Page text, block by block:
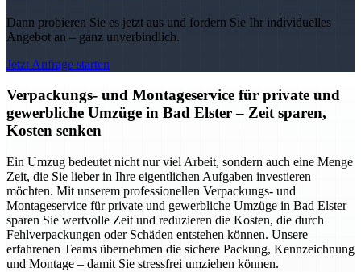
Dann probieren Sie es jetzt aus und fordern Sie Ihr individuelles
Angebot an – ganz unverbindlich.
Jetzt Anfrage starten
Verpackungs- und Montageservice für private und
gewerbliche Umzüge in Bad Elster – Zeit sparen,
Kosten senken
Ein Umzug bedeutet nicht nur viel Arbeit, sondern auch eine Menge
Zeit, die Sie lieber in Ihre eigentlichen Aufgaben investieren
möchten. Mit unserem professionellen Verpackungs- und
Montageservice für private und gewerbliche Umzüge in Bad Elster
sparen Sie wertvolle Zeit und reduzieren die Kosten, die durch
Fehlverpackungen oder Schäden entstehen können. Unsere
erfahrenen Teams übernehmen die sichere Packung, Kennzeichnung
und Montage – damit Sie stressfrei umziehen können.